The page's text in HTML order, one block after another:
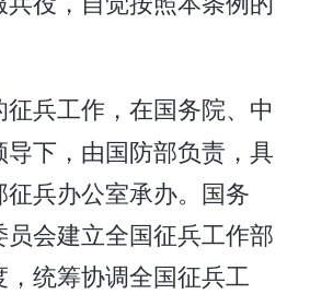
兵工作，在国务院、中
下，由国防部负责，具
兵办公室承办。国务
会建立全国征兵工作部
统筹协调全国征兵工